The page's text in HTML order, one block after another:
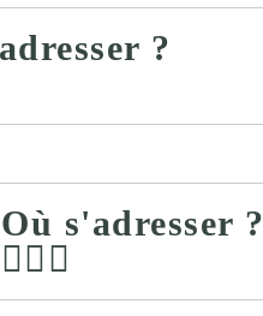
?
Où s'adresser ?